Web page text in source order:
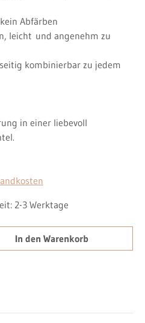
Abfärben
leicht und angenehm zu
kombinierbar zu jedem
in einer liebevoll
2-3 Werktage
den gewünschten
In den Warenkorb